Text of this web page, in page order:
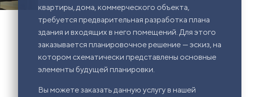
квартиры, дома, коммерческого объекта,
требуется предварительная разработка плана
здания и входящих в него помещений. Для этого
заказывается планировочное решение — эскиз, на
котором схематически представлены основные
элементы будущей планировки.
Вы можете заказать данную услугу в нашей